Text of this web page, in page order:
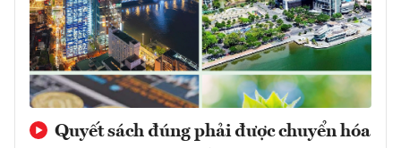
Quyết sách đúng phải được chuyển hóa